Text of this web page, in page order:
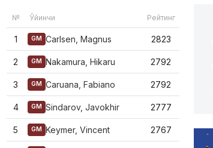
№ Ўйинчи Рейтинг
1 GM Carlsen, Magnus 2823
2 GM Nakamura, Hikaru 2792
3 GM Caruana, Fabiano 2792
4 GM Sindarov, Javokhir 2777
5 GM Keymer, Vincent 2767